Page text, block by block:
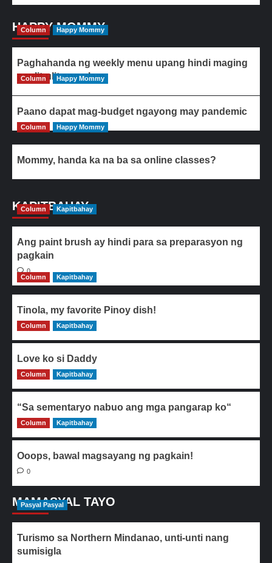
HAPPY MOMMY
Column Happy Mommy
Paghahanda ng weekly menu upang hindi maging
paulit-ulit ang ulam
Column Happy Mommy
Paano dapat mag-budget ngayong may pandemic
Column Happy Mommy
Mommy, handa ka na ba sa online classes?
KAPITBAHAY
Column Kapitbahay
Ang paint brush ay hindi para sa preparasyon ng
pagkain
0
Column
Kapitbahay
Tinola, my favorite Pinoy dish!
0
Column Kapitbahay
Love ko si Daddy
0
Column Kapitbahay
“Sa sementaryo nabuo ang mga pangarap ko“
0
Column Kapitbahay
Ooops, bawal magsayang ng pagkain!
0
MAMASYAL TAYO
Pasyal Pasyal
Turismo sa Northern Mindanao, unti-unti nang
sumisigla